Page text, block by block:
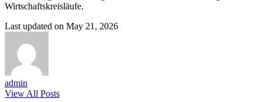
Wirtschaftskreisläufe.
Last updated on May 21, 2026
admin
View All Posts